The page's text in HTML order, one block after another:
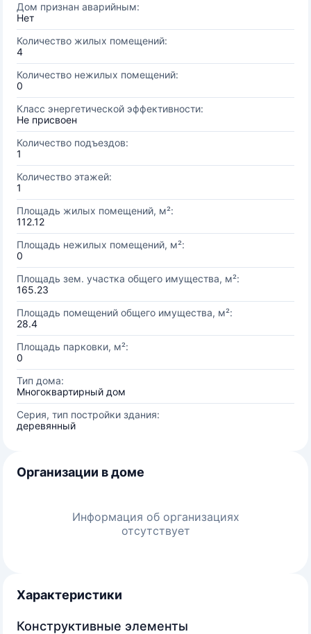
Дом признан аварийным:
Нет
Количество жилых помещений:
4
Количество нежилых помещений:
0
Класс энергетической эффективности:
Не присвоен
Количество подъездов:
1
Количество этажей:
1
Площадь жилых помещений, м²:
112.12
Площадь нежилых помещений, м²:
0
Площадь зем. участка общего имущества, м²:
165.23
Площадь помещений общего имущества, м²:
28.4
Площадь парковки, м²:
0
Тип дома:
Многоквартирный дом
Серия, тип постройки здания:
деревянный
Организации в доме
Информация об организациях
отсутствует
Характеристики
Конструктивные элементы